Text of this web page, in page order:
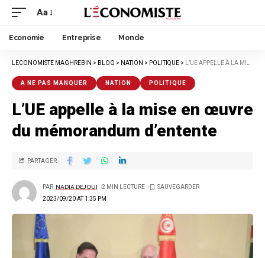
Aa
Economie Entreprise Monde
LECONOMISTE MAGHREBIN > BLOG > NATION > POLITIQUE > L’UE APPELLE À LA MISE EN ŒUVRE DU MÉMORANDUM D’ENTENTE
A NE PAS MANQUER NATION POLITIQUE
L’UE appelle à la mise en œuvre
du mémorandum d’entente
2023/09/20 AT 1:35 PM
PAR NADIA DEJOUI 2 MIN LECTURE
PARTAGER